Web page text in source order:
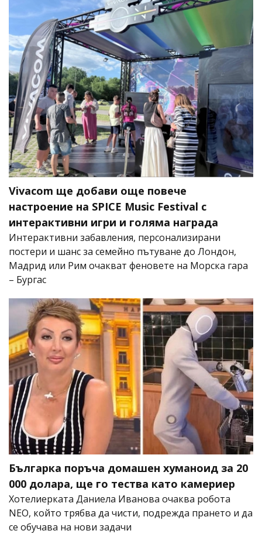
Vivacom ще добави още повече
настроение на SPICE Music Festival с
интерактивни игри и голяма награда
Интерактивни забавления, персонализирани
постери и шанс за семейно пътуване до Лондон,
Мадрид или Рим очакват феновете на Морска гара
– Бургас
Българка поръча домашен хуманоид за 20
000 долара, ще го тества като камериер
Хотелиерката Даниела Иванова очаква робота
NEO, който трябва да чисти, подрежда прането и да
се обучава на нови задачи